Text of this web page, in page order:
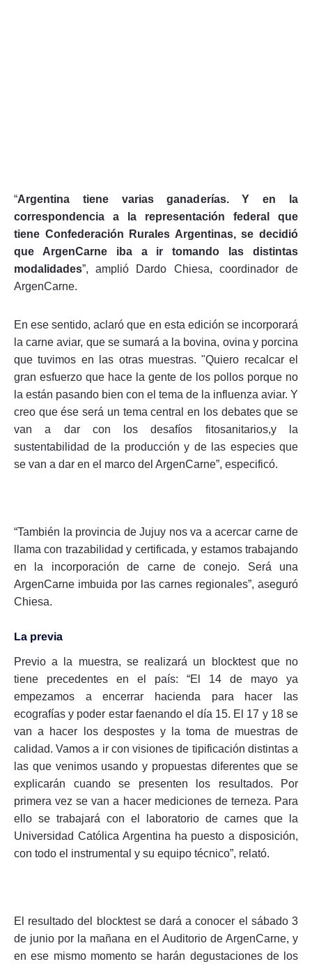
“Argentina tiene varias ganaderías. Y en la
correspondencia a la representación federal que
tiene Confederación Rurales Argentinas, se decidió
que ArgenCarne iba a ir tomando las distintas
modalidades”, amplió Dardo Chiesa, coordinador de
ArgenCarne.
En ese sentido, aclaró que en esta edición se incorporará
la carne aviar, que se sumará a la bovina, ovina y porcina
que tuvimos en las otras muestras. "Quiero recalcar el
gran esfuerzo que hace la gente de los pollos porque no
la están pasando bien con el tema de la influenza aviar. Y
creo que ése será un tema central en los debates que se
van a dar con los desafíos fitosanitarios,y la
sustentabilidad de la producción y de las especies que
se van a dar en el marco del ArgenCarne”, especificó.
“También la provincia de Jujuy nos va a acercar carne de
llama con trazabilidad y certificada, y estamos trabajando
en la incorporación de carne de conejo. Será una
ArgenCarne imbuida por las carnes regionales”, aseguró
Chiesa.
La previa
Previo a la muestra, se realizará un blocktest que no
tiene precedentes en el país: “El 14 de mayo ya
empezamos a encerrar hacienda para hacer las
ecografías y poder estar faenando el día 15. El 17 y 18 se
van a hacer los despostes y la toma de muestras de
calidad. Vamos a ir con visiones de tipificación distintas a
las que venimos usando y propuestas diferentes que se
explicarán cuando se presenten los resultados. Por
primera vez se van a hacer mediciones de terneza. Para
ello se trabajará con el laboratorio de carnes que la
Universidad Católica Argentina ha puesto a disposición,
con todo el instrumental y su equipo técnico”, relató.
El resultado del blocktest se dará a conocer el sábado 3
de junio por la mañana en el Auditorio de ArgenCarne, y
en ese mismo momento se harán degustaciones de los